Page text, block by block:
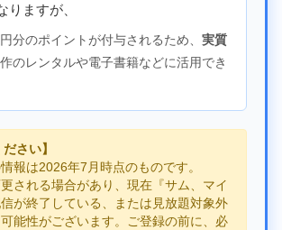
りますが、
分のポイントが付与されるため、 実質
のレンタルや電子書籍などに活用でき
さい】
報は2026年7月時点のものです。
される場合があり、現在『サム、マイ
が終了している、または見放題対象外
能性がございます。ご登録の前に、必